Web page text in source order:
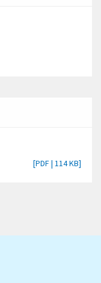
[PDF | 114 KB]